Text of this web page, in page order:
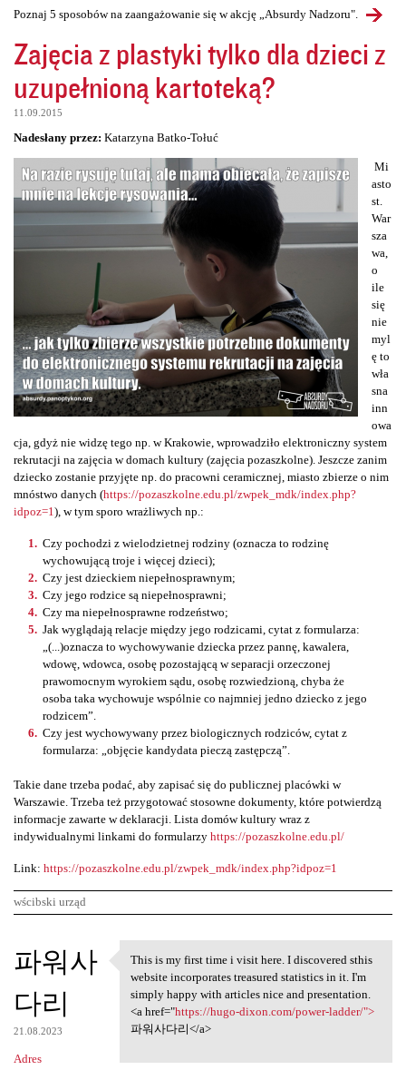
Poznaj 5 sposobów na zaangażowanie się w akcję „Absurdy Nadzoru".
Zajęcia z plastyki tylko dla dzieci z
uzupełnioną kartoteką?
11.09.2015
Nadesłany przez: Katarzyna Batko-Tołuć
Mi
asto
st.
War
sza
wa,
o
ile
się
nie
myl
ę to
wła
sna
inn
owa
cja, gdyż nie widzę tego np. w Krakowie, wprowadziło elektroniczny system
rekrutacji na zajęcia w domach kultury (zajęcia pozaszkolne). Jeszcze zanim
dziecko zostanie przyjęte np. do pracowni ceramicznej, miasto zbierze o nim
mnóstwo danych (https://pozaszkolne.edu.pl/zwpek_mdk/index.php?
idpoz=1), w tym sporo wrażliwych np.:
Czy pochodzi z wielodzietnej rodziny (oznacza to rodzinę
wychowującą troje i więcej dzieci);
Czy jest dzieckiem niepełnosprawnym;
Czy jego rodzice są niepełnosprawni;
Czy ma niepełnosprawne rodzeństwo;
Jak wyglądają relacje między jego rodzicami, cytat z formularza:
„(...)oznacza to wychowywanie dziecka przez pannę, kawalera,
wdowę, wdowca, osobę pozostającą w separacji orzeczonej
prawomocnym wyrokiem sądu, osobę rozwiedzioną, chyba że
osoba taka wychowuje wspólnie co najmniej jedno dziecko z jego
rodzicem”.
Czy jest wychowywany przez biologicznych rodziców, cytat z
formularza: „objęcie kandydata pieczą zastępczą”.
Takie dane trzeba podać, aby zapisać się do publicznej placówki w
Warszawie. Trzeba też przygotować stosowne dokumenty, które potwierdzą
informacje zawarte w deklaracji. Lista domów kultury wraz z
indywidualnymi linkami do formularzy https://pozaszkolne.edu.pl/
Link: https://pozaszkolne.edu.pl/zwpek_mdk/index.php?idpoz=1
wścibski urząd
K
o
m
e
n
파워사
다리
21.08.2023
Adres
This is my first time i visit
This is my first time i visit here. I discovered sthis
website incorporates treasured statistics in it. I'm
simply happy with articles nice and presentation.
<a href="https://hugo-dixon.com/power-ladder/">
파워사다리</a>